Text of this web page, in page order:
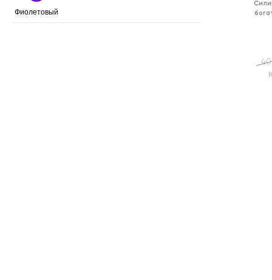
Фиолетовый